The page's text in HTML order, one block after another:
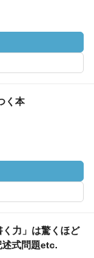
く本
力」は驚くほど
式問題etc.